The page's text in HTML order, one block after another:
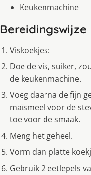
Keukenmachine
Bereidingswijze
Viskoekjes:
Doe de vis, suiker,
de keukenmachine.
Voeg daarna de fijn
maïsmeel voor de
toe voor de smaak.
Meng het geheel.
Vorm dan platte
Gebruik 2 eetlepels